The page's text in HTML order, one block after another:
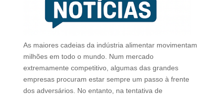
As maiores cadeias da indústria alimentar movimentam
milhões em todo o mundo. Num mercado
extremamente competitivo, algumas das grandes
empresas procuram estar sempre um passo à frente
dos adversários. No entanto, na tentativa de